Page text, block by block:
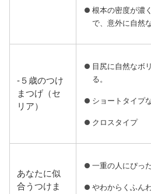
根本の密度が濃
で、意外に自然
-５歳のつけ
まつげ（セ
リア）
目尻に自然なボ
る。
ショートタイプ
クロスタイプ
あなたに似
合うつけま
一重の人にぴっ
やわからくふん